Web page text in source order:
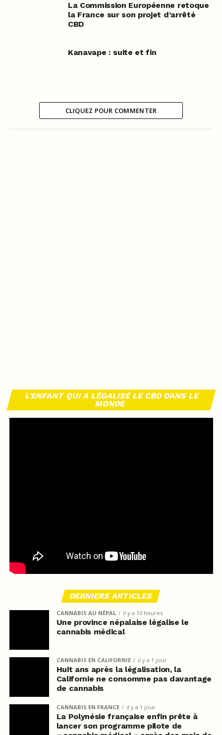
La Commission Européenne retoque
la France sur son projet d’arrêté
CBD
Kanavape : suite et fin
CLIQUEZ POUR COMMENTER
L’ENFANT QUI A LÉGALISÉ LE CBD DANS LE
MONDE
DERNIERS ARTICLES
CANNABIS AU NÉPAL il y a 10 heures
Une province népalaise légalise le
cannabis médical
CANNABIS EN CALIFORNIE il y a 1 jour
Huit ans après la légalisation, la
Californie ne consomme pas davantage
de cannabis
CANNABIS EN FRANCE il y a 1 jour
La Polynésie française enfin prête à
lancer son programme pilote de